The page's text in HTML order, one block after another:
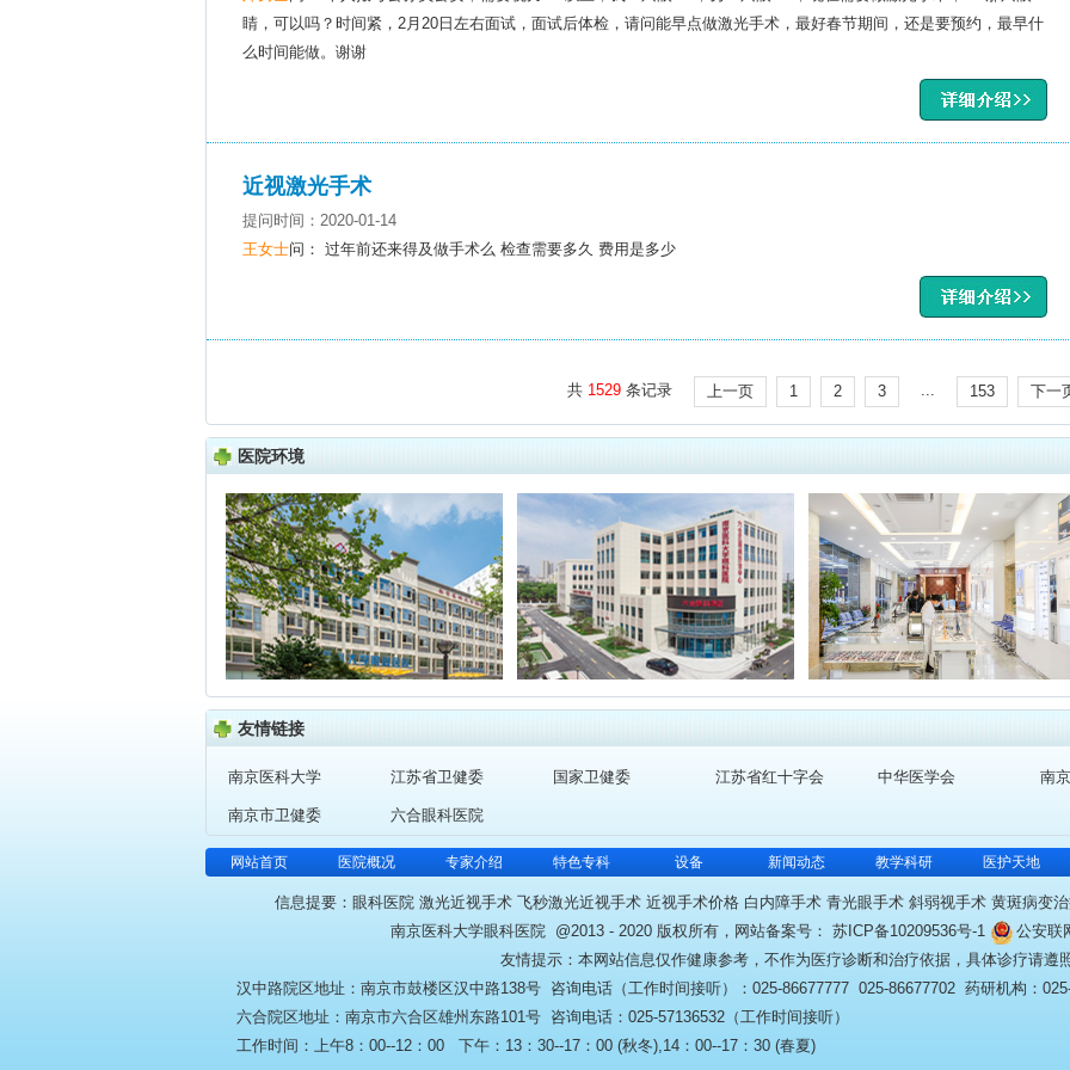
睛，可以吗？时间紧，2月20日左右面试，面试后体检，请问能早点做激光手术，最好春节期间，还是要预约，最早什
么时间能做。谢谢
近视激光手术
提问时间：2020-01-14
王女士问： 过年前还来得及做手术么 检查需要多久 费用是多少
共 1529 条记录 上一页 1 2 3 ... 153 下一
医院环境
友情链接
南京医科大学 江苏省卫健委 国家卫健委 江苏省红十字会 中华医学会 南
南京市卫健委 六合眼科医院
网站首页 医院概况 专家介绍 特色专科 设备 新闻动态 教学科研 医护天地
信息提要：眼科医院 激光近视手术 飞秒激光近视手术 近视手术价格 白内障手术 青光眼手术 斜弱视手术 黄斑病变
南京医科大学眼科医院 @2013 - 2020 版权所有，网站备案号： 苏ICP备10209536号-1
公安联
友情提示：本网站信息仅作健康参考，不作为医疗诊断和治疗依据，具体诊疗请遵
汉中路院区地址：南京市鼓楼区汉中路138号 咨询电话（工作时间接听）：025-86677777 025-86677702 药研机构：
六合院区地址：南京市六合区雄州东路101号 咨询电话：025-57136532（工作时间接听）
工作时间：上午8：00--12：00 下午：13：30--17：00 (秋冬),14：00--17：30 (春夏)